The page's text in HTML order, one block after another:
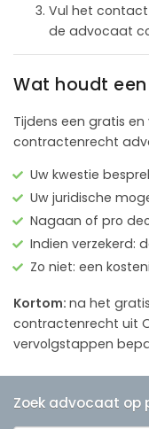
Vul het
de advocaat
Wat houdt
Tijdens een gratis
contractenrecht
Uw kwestie
Uw juridische
Nagaan of pro
Indien verzekerd:
Zo niet: een
Kortom: na het
contractenrecht uit
vervolgstappen
Zoek advocaat op